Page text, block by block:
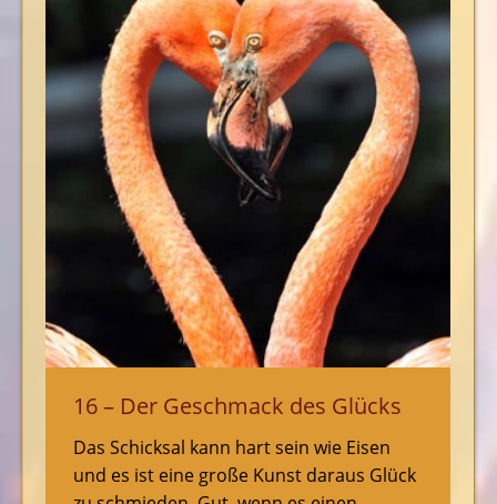
16 – Der Geschmack des Glücks
Das Schicksal kann hart sein wie Eisen
und es ist eine große Kunst daraus Glück